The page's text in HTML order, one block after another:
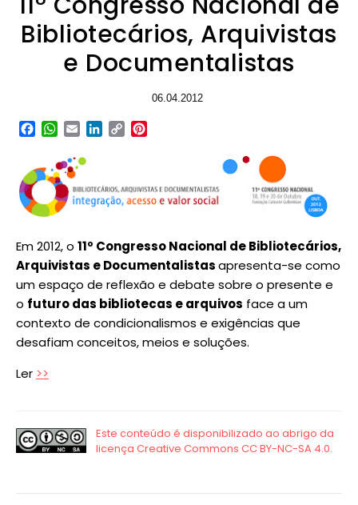
Bibliotecários, Arquivistas
e Documentalistas
06.04.2012
Facebook
WhatsApp
EmailLinkedIn
Copy
Em 2012, o 11º Congresso Nacional de Bibliotecários,
Arquivistas e Documentalistasapresenta-se como
um espaço de reflexão e debate sobre o presente e
o futuro das bibliotecas e arquivos face a um
contexto de condicionalismos e exigências que
desafiam conceitos, meios e soluções.
Ler >>